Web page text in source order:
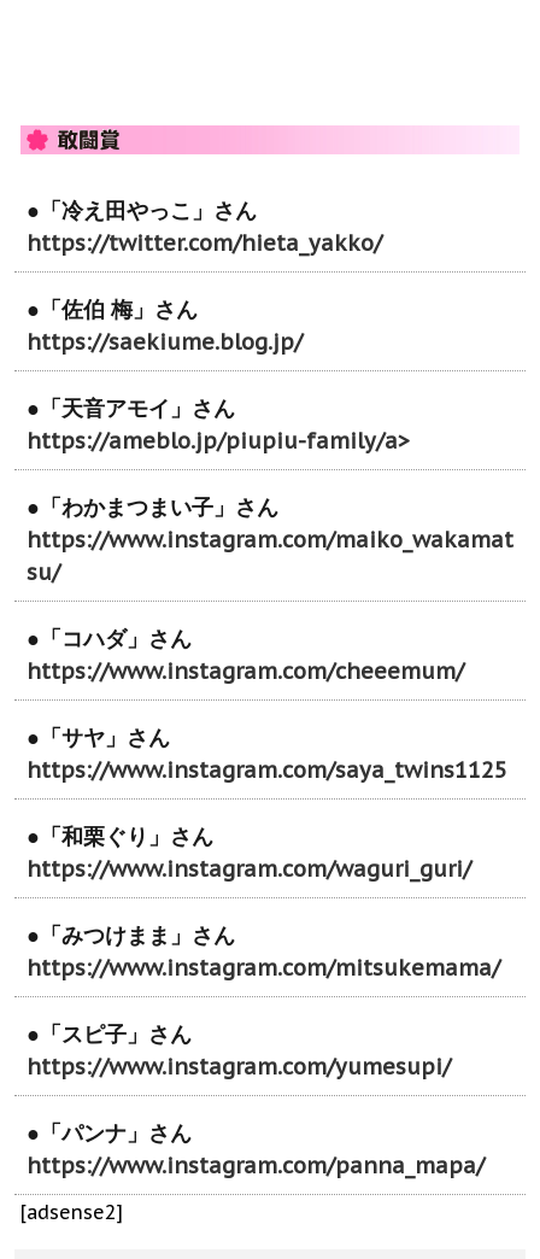
●「冷え田やっこ」さん
https://twitter.com/hieta_yakko/
●「佐伯 梅」さん
https://saekiume.blog.jp/
●「天音アモイ」さん
https://ameblo.jp/piupiu-family/a>
●「わかまつまい子」さん
https://www.instagram.com/maiko_wakamat
su/
●「コハダ」さん
https://www.instagram.com/cheeemum/
●「サヤ」さん
https://www.instagram.com/saya_twins1125
●「和栗ぐり」さん
https://www.instagram.com/waguri_guri/
●「みつけまま」さん
https://www.instagram.com/mitsukemama/
●「スピ子」さん
https://www.instagram.com/yumesupi/
●「パンナ」さん
https://www.instagram.com/panna_mapa/
[adsense2]